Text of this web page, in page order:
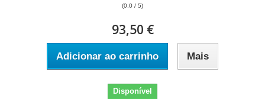
(0.0 / 5)
93,50 €
Adicionar ao carrinho Mais
Disponível